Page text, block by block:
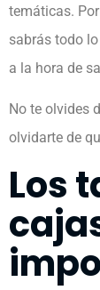
temáticas.
sabrás todo
a la hora de
No te olvides
olvidarte de
Los